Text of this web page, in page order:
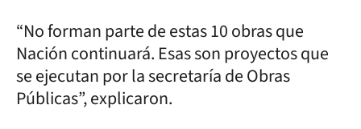
“No forman parte de estas 10 obras que
Nación continuará. Esas son proyectos que
se ejecutan por la secretaría de Obras
Públicas”, explicaron.